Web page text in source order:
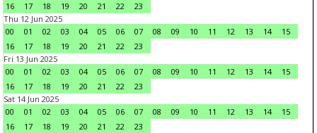
16
17 18 19 20 21 22
23
Thu 12 Jun 2025
00
01 02 03 04 05 06 07 08 09 10 11 12 13 14
15
16
17 18 19 20 21 22
23
Fri 13 Jun 2025
00
01 02 03 04 05 06 07 08 09 10 11 12 13 14
15
16
17 18 19 20 21 22
23
Sat 14 Jun 2025
00
01 02 03 04 05 06 07 08 09 10 11 12 13 14
15
16
17 18 19 20 21 22
23